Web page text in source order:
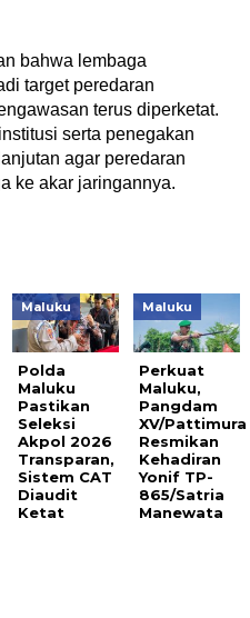
bahwa lembaga
target peredaran
terus diperketat.
serta penegakan
agar peredaran
ke akar jaringannya.
Maluku
Polda
Maluku
Pastikan
Seleksi
Akpol 2026
Transparan,
Sistem CAT
Diaudit
Ketat
Maluku
Perkuat
Maluku,
Pangdam
XV/Pattimura
Resmikan
Kehadiran
Yonif TP-
865/Satria
Manewata